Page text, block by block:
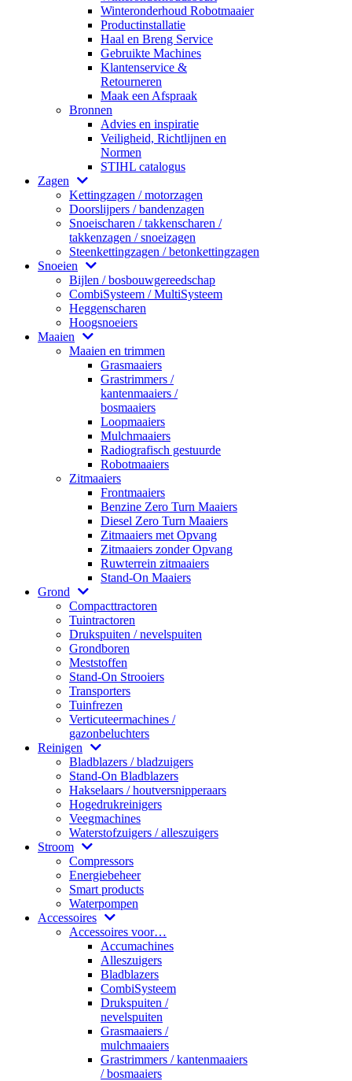
Winteronderhoud Robotmaaier
Productinstallatie
Haal en Breng Service
Gebruikte Machines
Klantenservice &
Retourneren
Maak een Afspraak
Bronnen
Advies en inspiratie
Veiligheid, Richtlijnen en
Normen
STIHL catalogus
Zagen
Kettingzagen / motorzagen
Doorslijpers / bandenzagen
Snoeischaren / takkenscharen /
takkenzagen / snoeizagen
Steenkettingzagen / betonkettingzagen
Snoeien
Bijlen / bosbouwgereedschap
CombiSysteem / MultiSysteem
Heggenscharen
Hoogsnoeiers
Maaien
Maaien en trimmen
Grasmaaiers
Grastrimmers /
kantenmaaiers /
bosmaaiers
Loopmaaiers
Mulchmaaiers
Radiografisch gestuurde
Robotmaaiers
Zitmaaiers
Frontmaaiers
Benzine Zero Turn Maaiers
Diesel Zero Turn Maaiers
Zitmaaiers met Opvang
Zitmaaiers zonder Opvang
Ruwterrein zitmaaiers
Stand-On Maaiers
Grond
Compacttractoren
Tuintractoren
Drukspuiten / nevelspuiten
Grondboren
Meststoffen
Stand-On Strooiers
Transporters
Tuinfrezen
Verticuteermachines /
gazonbeluchters
Reinigen
Bladblazers / bladzuigers
Stand-On Bladblazers
Hakselaars / houtversnipperaars
Hogedrukreinigers
Veegmachines
Waterstofzuigers / alleszuigers
Stroom
Compressors
Energiebeheer
Smart products
Waterpompen
Accessoires
Accessoires voor…
Accumachines
Alleszuigers
Bladblazers
CombiSysteem
Drukspuiten /
nevelspuiten
Grasmaaiers /
mulchmaaiers
Grastrimmers / kantenmaaiers
/ bosmaaiers